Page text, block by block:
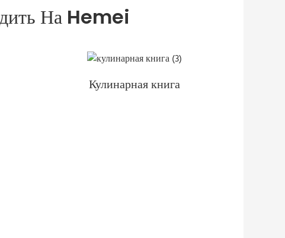
На Hemei
Кулинарная книга